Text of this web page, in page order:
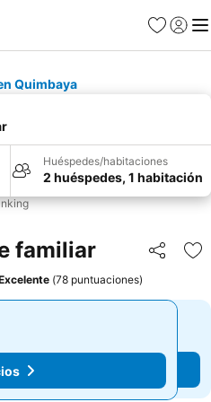
Favoritos
Iniciar
Quimbaya
Huéspedes/habitaciones
2 huéspedes, 1 habitación
familiar Compartir
(78 puntuaciones)